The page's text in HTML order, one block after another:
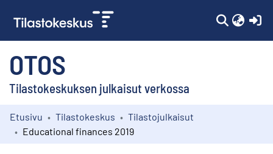
OTOS
Tilastokeskuksen julkaisut verkossa
Kokoelmat
Etusivu Tilastokeskus
Tilastojulkaisut
Educational finances 2019